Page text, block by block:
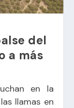
del
a más
en la
llamas en